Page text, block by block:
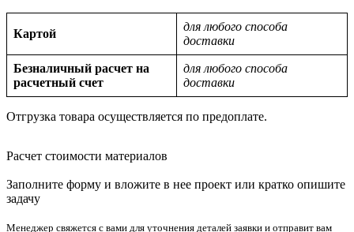
Картой
для любого способа
доставки
Безналичный расчет на
расчетный счет
для любого способа
доставки
Отгрузка товара осуществляется по предоплате.
Расчет стоимости материалов
Заполните форму и вложите в нее проект или кратко опишите
задачу
Менеджер свяжется с вами для уточнения деталей заявки и отправит вам